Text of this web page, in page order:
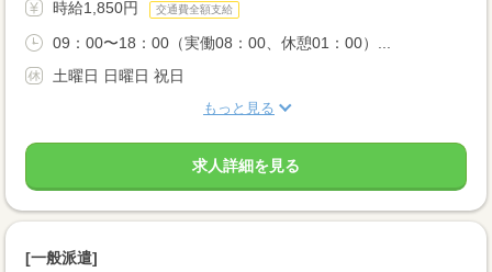
時給1,850円 交通費全額支給
09：00〜18：00（実働08：00、休憩01：00）...
土曜日 日曜日 祝日
もっと見る
求人詳細を見る
[一般派遣]